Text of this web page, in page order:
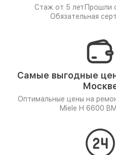
Стаж от 5 лет Прошли
Обязательная
Самые выгодные
Оптимальные цены на
Miele H 6600